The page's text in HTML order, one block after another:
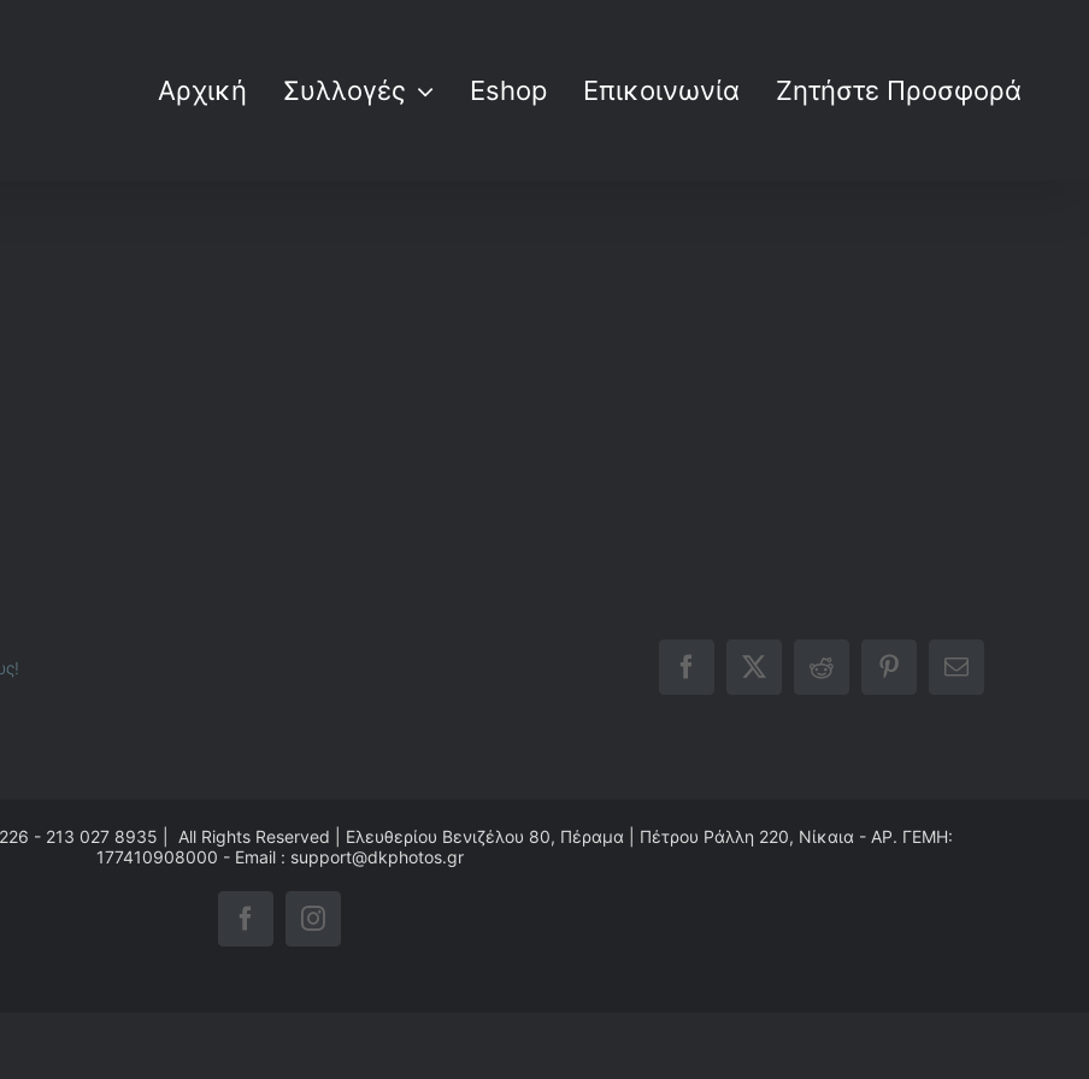
Αρχική Συλλογές Eshop Επικοινωνία Ζητήστε Προσφορά
Facebook
X RedditPinterestEmail
- 213 027 8935 | All Rights Reserved | Ελευθερίου Βενιζέλου 80, Πέραμα | Πέτρου Ράλλη 220, Νίκαια - ΑΡ. ΓΕΜΗ:
177410908000 - Email : support@dkphotos.gr
FacebookInstagram